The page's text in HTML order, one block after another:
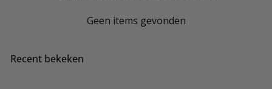
Geen items gevonden
Recent bekeken